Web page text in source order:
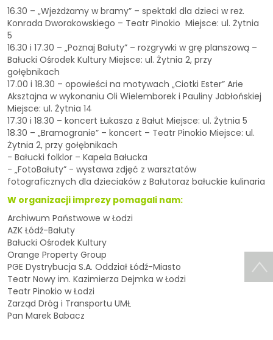
16.30 – „Wjeżdżamy w bramy” – spektakl dla dzieci w reż.
Konrada Dworakowskiego – Teatr Pinokio Miejsce: ul. Żytnia
5
16.30 i 17.30 – „Poznaj Bałuty” – rozgrywki w grę planszową –
Bałucki Ośrodek Kultury Miejsce: ul. Żytnia 2, przy
gołębnikach
17.00 i 18.30 – opowieści na motywach „Ciotki Ester” Arie
Aksztajna w wykonaniu Oli Wielemborek i Pauliny Jabłońskiej
Miejsce: ul. Żytnia 14
17.30 i 18.30 – koncert Łukasza z Bałut Miejsce: ul. Żytnia 5
18.30 – „Bramogranie” – koncert – Teatr Pinokio Miejsce: ul.
Żytnia 2, przy gołębnikach
- Bałucki folklor – Kapela Bałucka
- „FotoBałuty” - wystawa zdjęć z warsztatów
fotograficznych dla dzieciaków z Bałutoraz bałuckie kulinaria
W organizacji imprezy pomagali nam:
Archiwum Państwowe w Łodzi
AZK Łódź-Bałuty
Bałucki Ośrodek Kultury
Orange Property Group
PGE Dystrybucja S.A. Oddział Łódź-Miasto
Teatr Nowy im. Kazimierza Dejmka w Łodzi
Teatr Pinokio w Łodzi
Zarząd Dróg i Transportu UMŁ
Pan Marek Babacz